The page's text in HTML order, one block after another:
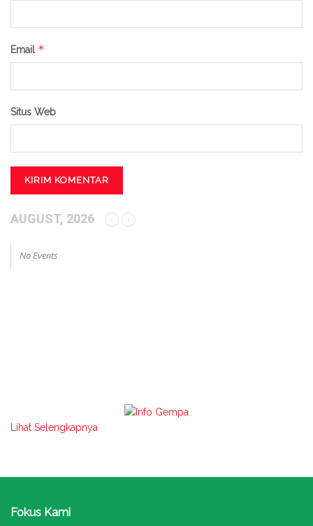
Email *
Situs Web
AUGUST, 2026
No Events
Lihat Selengkapnya
Fokus Kami